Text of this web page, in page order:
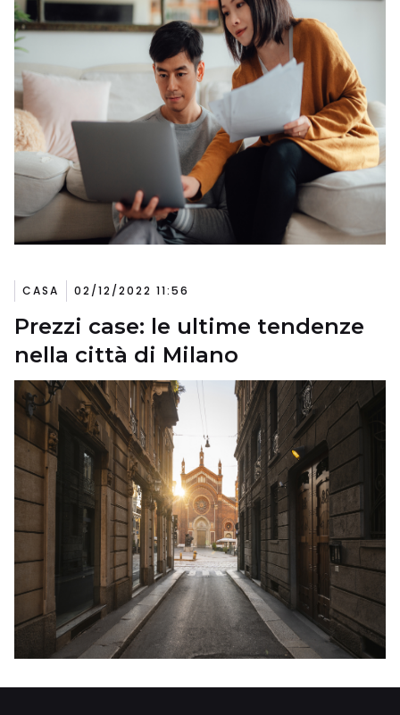
CASA 02/12/2022 11:56
Prezzi case: le ultime tendenze
nella città di Milano